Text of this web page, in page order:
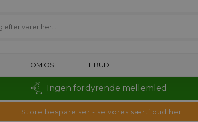
OM OS TILBUD
Ingen fordyrende mellemled
Store besparelser - se vores særtilbud her